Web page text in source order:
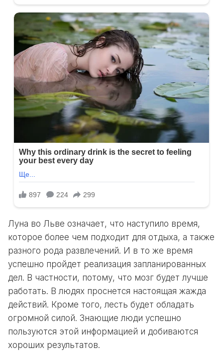
Луна во Льве означает, что наступило время,
которое более чем подходит для отдыха, а также
разного рода развлечений. И в то же время
успешно пройдет реализация запланированных
дел. В частности, потому, что мозг будет лучше
работать. В людях проснется настоящая жажда
действий. Кроме того, лесть будет обладать
огромной силой. Знающие люди успешно
пользуются этой информацией и добиваются
хороших результатов.